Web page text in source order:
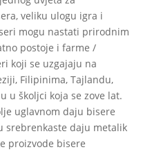
veliku ulogu igra i
mogu nastati prirodnim
postoje i farme /
koji se uzgajaju na
Filipinima, Tajlandu,
u školjci koja se zove lat.
uglavnom daju bisere
srebrenkaste daju metalik
proizvode bisere